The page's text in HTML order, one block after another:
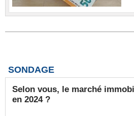
SONDAGE
Selon vous, le marché
en 2024 ?